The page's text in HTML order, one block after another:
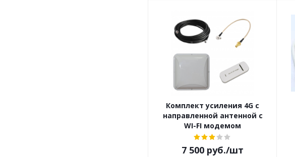
Комплект усиления 4G с
направленной антенной с
WI-FI модемом
7 500 руб./шт